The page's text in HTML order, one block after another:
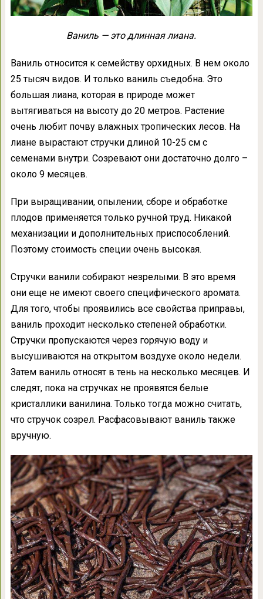
Ваниль — это длинная лиана.
Ваниль относится к семейству орхидных. В нем около
25 тысяч видов. И только ваниль съедобна. Это
большая лиана, которая в природе может
вытягиваться на высоту до 20 метров. Растение
очень любит почву влажных тропических лесов. На
лиане вырастают стручки длиной 10-25 см с
семенами внутри. Созревают они достаточно долго –
около 9 месяцев.
При выращивании, опылении, сборе и обработке
плодов применяется только ручной труд. Никакой
механизации и дополнительных приспособлений.
Поэтому стоимость специи очень высокая.
Стручки ванили собирают незрелыми. В это время
они еще не имеют своего специфического аромата.
Для того, чтобы проявились все свойства приправы,
ваниль проходит несколько степеней обработки.
Стручки пропускаются через горячую воду и
высушиваются на открытом воздухе около недели.
Затем ваниль относят в тень на несколько месяцев. И
следят, пока на стручках не проявятся белые
кристаллики ванилина. Только тогда можно считать,
что стручок созрел. Расфасовывают ваниль также
вручную.